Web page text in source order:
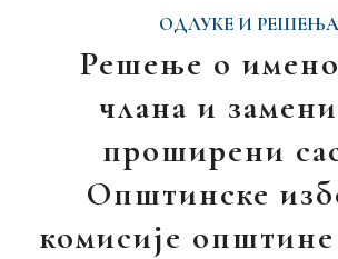
ОДЛУКЕ И РЕШЕЊА
Решење о
члана и
проширени
Општинске
комисије